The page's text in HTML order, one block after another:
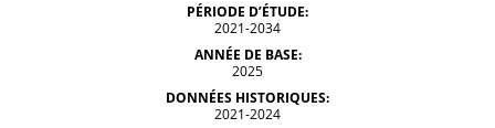
PÉRIODE D’ÉTUDE:
2021-2034
ANNÉE DE BASE:
2025
DONNÉES HISTORIQUES:
2021-2024